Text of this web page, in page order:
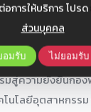
รให้บริการ โปร
ส่วนบุคคล
อมรับ ไม่ยอมรับ
ะต่อยอดผลิตภัณฑ์
โครงการ 5.2-1 ก
มสู่ความยั่งยืนกอ
โนโลยีอุตสาหกรร